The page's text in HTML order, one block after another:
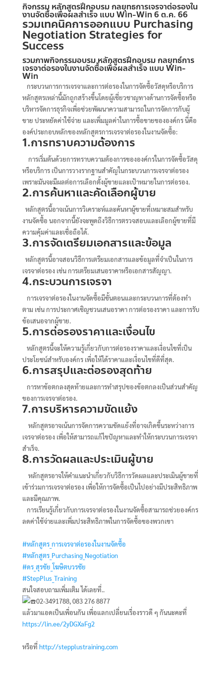
กิจกรรม หลักสูตรฝึกอบรม กลยุทธการเจรจาต่อรองใน
งานจัดซื้อเพื่อผลสำเร็จ แบบ Win-Win6 ต.ค. 66
รวมเทคนิคการออกแบบ Purchasing
Negotiation Strategies for
Success
รวมภาพกิจกรรมอบรมหลักสูตรฝึกอบรม กลยุทธ์การ
เจรจาต่อรองในงานจัดซื้อเพื่อผลสำเร็จ แบบ Win-
Win
กระบวนการการเจรจาและการต่อรองในการจัดซื้อวัสดุหรือบริการ
หลักสูตรเหล่านี้มักถูกสร้างขึ้นโดยผู้เชี่ยวชาญทางด้านการจัดซื้อหรือ
บริหารจัดการธุรกิจเพื่อช่วยพัฒนาความสามารถในการจัดการกับผู้
ขาย ประหยัดค่าใช้จ่าย และเพิ่มมูลค่าในการซื้อขายขององค์กร นี่คือ
องค์ประกอบหลักของหลักสูตรการเจรจาต่อรองในงานจัดซื้อ:
1.การทราบความต้องการ
การเริ่มต้นด้วยการทราบความต้องการขององค์กรในการจัดซื้อวัสดุ
หรือบริการ เป็นการวางรากฐานสำคัญในกระบวนการเจรจาต่อรอง
เพราะมันจะมีผลต่อการเลือกตั้งผู้ขายและเป้าหมายในการต่อรอง.
2.การค้นหาและคัดเลือกผู้ขาย
หลักสูตรนี้อาจเน้นการวิเคราะห์และค้นหาผู้ขายที่เหมาะสมสำหรับ
งานจัดซื้อ นอกจากนี้ยังจะพูดถึงวิธีการตรวจสอบและเลือกผู้ขายที่มี
ความคุ้มค่าและเชื่อถือได้.
3.การจัดเตรียมเอกสารและข้อมูล
หลักสูตรนี้อาจสอนวิธีการเตรียมเอกสารและข้อมูลที่จำเป็นในการ
เจรจาต่อรอง เช่น การเตรียมเสนอราคาหรือเอกสารสัญญา.
4.กระบวนการเจรจา
การเจรจาต่อรองในงานจัดซื้อมีขั้นตอนและกระบวนการที่ต้องทำ
ตาม เช่น การประกาศเชิญชวนเสนอราคา การต่อรองราคา และการรับ
ข้อเสนอจากผู้ขาย.
5.การต่อรองราคาและเงื่อนไข
หลักสูตรนี้จะให้ความรู้เกี่ยวกับการต่อรองราคาและเงื่อนไขที่เป็น
ประโยชน์สำหรับองค์กร เพื่อให้ได้ราคาและเงื่อนไขที่ดีที่สุด.
6.การสรุปและต่อรองสุดท้าย
การหาข้อตกลงสุดท้ายและการทำสรุปของข้อตกลงเป็นส่วนสำคัญ
ของการเจรจาต่อรอง.
7.การบริหารความขัดแย้ง
หลักสูตรอาจเน้นการจัดการความขัดแย้งที่อาจเกิดขึ้นระหว่างการ
เจรจาต่อรอง เพื่อให้สามารถแก้ไขปัญหาและทำให้กระบวนการเจรจา
สำเร็จ.
8.การวัดผลและประเมินผู้ขาย
หลักสูตรอาจให้คำแนะนำเกี่ยวกับวิธีการวัดผลและประเมินผู้ขายที่
เข้าร่วมการเจรจาต่อรอง เพื่อให้การจัดซื้อเป็นไปอย่างมีประสิทธิภาพ
และมีคุณภาพ.
การเรียนรู้เกี่ยวกับการเจรจาต่อรองในงานจัดซื้อสามารถช่วยองค์กร
ลดค่าใช้จ่ายและเพิ่มประสิทธิภาพในการจัดซื้อของพวกเขา
#หลักสูตร_การเจรจาต่อรองในงานจัดซื้อ
#หลักสูตร_Purchasing_Negotiation
#ดร_สุรชัย_โฆษิตบวรชัย
#StepPlus_Training
สนใจสอบถามเพิ่มเติม ได้เลยที่..
02-3491788, 083 276 8877
แล้วมาแอดเป็นเพื่อนกัน เพื่อแลกเปลี่ยนเรื่องราวดี ๆ กันนะคะที่
https://lin.ee/2yDGXaFg2
หรือที่ http://stepplustraining.com